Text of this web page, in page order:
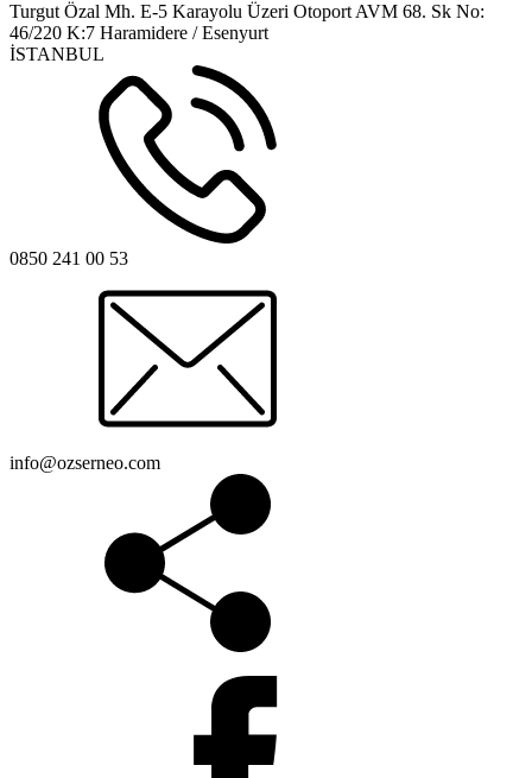
Turgut Özal Mh. E-5 Karayolu Üzeri Otoport AVM 68. Sk No:
46/220 K:7 Haramidere / Esenyurt
İSTANBUL
0850 241 00 53
info@ozserneo.com